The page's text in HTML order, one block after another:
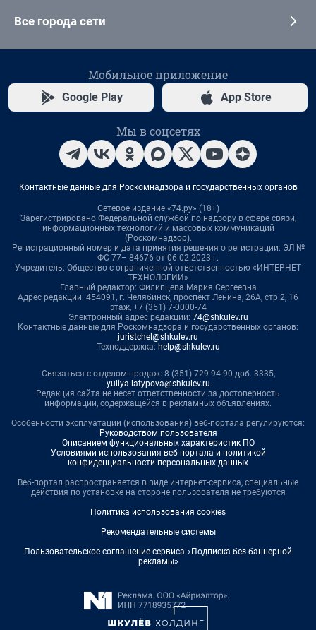
Все города сети
Мобильное приложение
Google Play App Store
Мы в соцсетях
Контактные данные для Роскомнадзора и государственных органов
Сетевое издание «74.ру» (18+)
Зарегистрировано Федеральной службой по надзору в сфере связи,
информационных технологий и массовых коммуникаций
(Роскомнадзор).
Регистрационный номер и дата принятия решения о регистрации: ЭЛ №
ФС 77– 84676 от 06.02.2023 г.
Учредитель: Общество с ограниченной ответственностью «ИНТЕРНЕТ
ТЕХНОЛОГИИ»
Главный редактор: Филипцева Мария Сергеевна
Адрес редакции: 454091, г. Челябинск, проспект Ленина, 26А, стр.2, 16
этаж, +7 (351) 7-0000-74
Электронный адрес редакции: 74@shkulev.ru
Контактные данные для Роскомнадзора и государственных органов:
juristchel@shkulev.ru
Техподдержка: help@shkulev.ru
Связаться с отделом продаж: 8 (351) 729-94-90 доб. 3335,
yuliya.latypova@shkulev.ru
Редакция сайта не несет ответственности за достоверность
информации, содержащейся в рекламных объявлениях.
Особенности эксплуатации (использования) веб-портала регулируются:
Руководством пользователя
Описанием функциональных характеристик ПО
Условиями использования веб-портала и политикой
конфиденциальности персональных данных
Веб-портал распространяется в виде интернет-сервиса, специальные
действия по установке на стороне пользователя не требуются
Политика использования cookies
Рекомендательные системы
Пользовательское соглашение сервиса «Подписка без баннерной
рекламы»